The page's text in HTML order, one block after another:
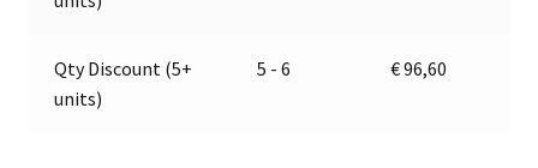
Qty Discount (5+
units)
5 - 6 €96,60